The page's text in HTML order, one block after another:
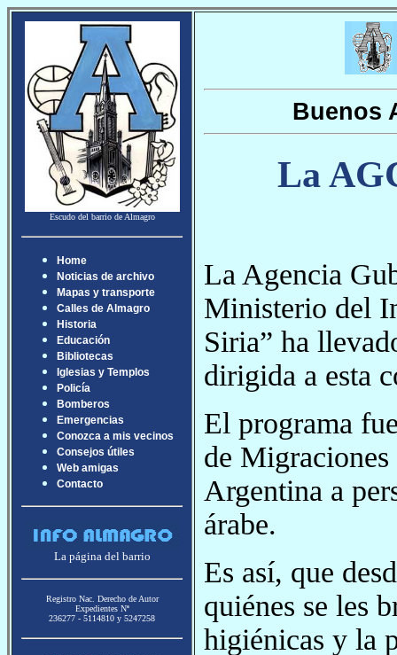
Escudo del barrio de Almagro
Home
Noticias de archivo
Mapas y transporte
Calles de Almagro
Historia
Educación
Bibliotecas
Iglesias y Templos
Policía
Bomberos
Emergencias
Conozca a mis vecinos
Consejos útiles
Web amigas
Contacto
La página del barrio
Registro Nac. Derecho de Autor
Expedientes Nª
236277 - 5114810 y 5247258
Buenos
La
La Agencia
Ministerio del
Siria” ha
dirigida a esta
El programa
de
Argentina a
árabe.
Es así, que
quiénes se les
higiénicas y la